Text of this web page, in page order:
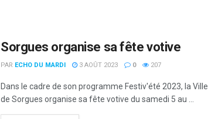
Sorgues organise sa fête votive
PAR ECHO DU MARDI 3 AOÛT 2023 0 207
Dans le cadre de son programme Festiv'été 2023, la Ville
de Sorgues organise sa fête votive du samedi 5 au ...